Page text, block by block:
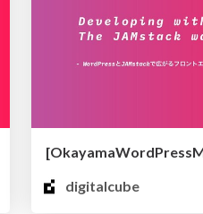
digitalcube